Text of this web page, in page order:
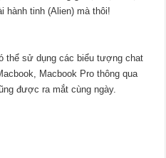
hành tinh (Alien) mà thôi!
thể sử dụng các biểu tượng chat
Macbook Pro thông qua
được ra mắt cùng ngày.